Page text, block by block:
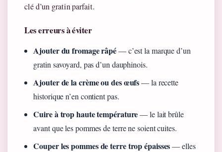
clé d’un gratin parfait.
Les erreurs à éviter
Ajouter du fromage râpé— c’est la marque d’un
gratin savoyard, pas d’un dauphinois.
Ajouter de la crème ou des œufs— la recette
historique n’en contient pas.
Cuire à trop haute température— le lait brûle
avant que les pommes de terre ne soient cuites.
Couper les pommes de terre trop épaisses— elles